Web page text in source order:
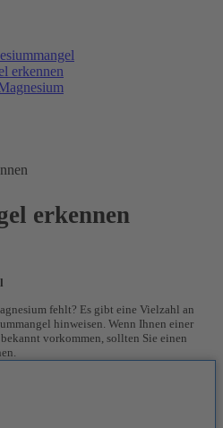
erkennen
erkennen
fehlt? Es gibt eine Vielzahl an
hinweisen. Wenn Ihnen einer
vorkommen, sollten Sie einen